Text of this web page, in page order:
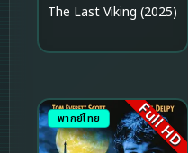
The Last Viking (2025)
พากย์ไทย Full HD